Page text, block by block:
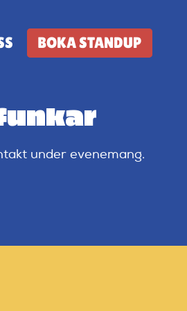
BOKA STANDUP
under evenemang.